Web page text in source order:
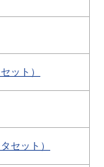
ット）
セット）